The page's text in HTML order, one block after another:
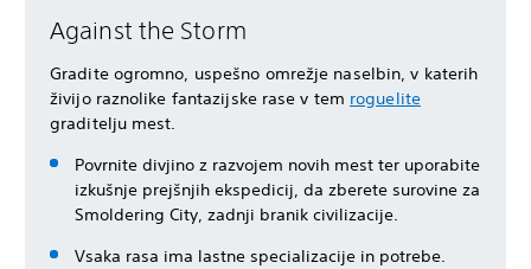
Against the Storm
Gradite ogromno, uspešno omrežje naselbin, v katerih
živijo raznolike fantazijske rase v tem roguelite
graditelju mest.
Povrnite divjino z razvojem novih mest ter uporabite
izkušnje prejšnjih ekspedicij, da zberete surovine za
Smoldering City, zadnji branik civilizacije.
Vsaka rasa ima lastne specializacije in potrebe.